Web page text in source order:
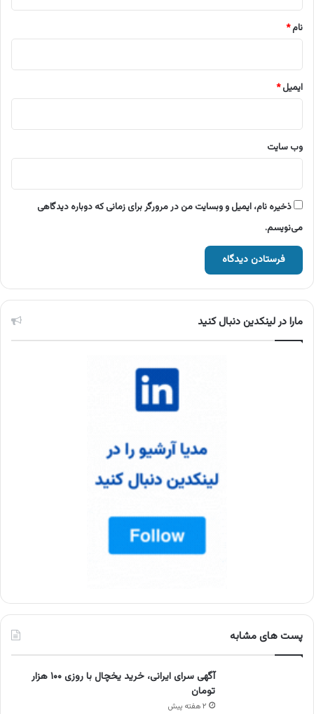
نام*
ایمیل*
وب‌ سایت
ذخیره نام، ایمیل و وبسایت من در مرورگر برای زمانی که دوباره دیدگاهی
می‌نویسم.
مارا در لینکدین دنبال کنید
پست های مشابه
آگهی سرای ایرانی، خرید یخچال با روزی ۱۰۰ هزار
تومان
۲ هفته پیش